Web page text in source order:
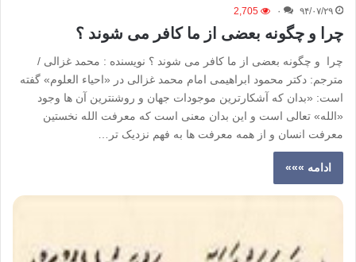
۹۴/۰۷/۲۹ ۰ 2,705
چرا و چگونه بعضی از ما کافر می شوند ؟
چرا و چگونه بعضی از ما کافر می شوند ؟ نویسنده : محمد غزالی /
مترجم: دکتر محمود ابراهیمی امام محمد غزالی در «احیاء العلوم» گفته
است: «بدان که آشکارترین موجودات جهان و روشنترین آن ها وجود
«الله» تعالی است و این بدان معنی است که معرفت الله نخستین
معرفت انسان و از همه معرفت ها به فهم نزدیک تر…
ادامه »»»